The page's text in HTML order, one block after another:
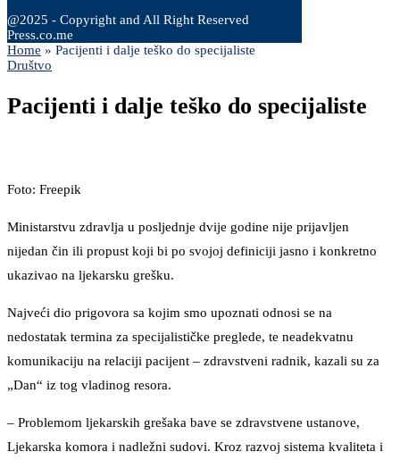
@2025 - Copyright and All Right Reserved
Press.co.me
Home » Pacijenti i dalje teško do specijaliste
Društvo
Pacijenti i dalje teško do specijaliste
Foto: Freepik
Ministarstvu zdravlja u posljednje dvije godine nije prijavljen
nijedan čin ili propust koji bi po svojoj definiciji jasno i konkretno
ukazivao na ljekarsku grešku.
Najveći dio prigovora sa kojim smo upoznati odnosi se na
nedostatak termina za specijalističke preglede, te neadekvatnu
komunikaciju na relaciji pacijent – zdravstveni radnik, kazali su za
„Dan“ iz tog vladinog resora.
– Problemom ljekarskih grešaka bave se zdravstvene ustanove,
Ljekarska komora i nadležni sudovi. Kroz razvoj sistema kvaliteta i